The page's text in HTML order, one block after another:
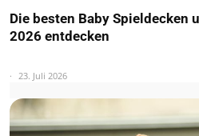
Die besten Baby Spieldecken
2026 entdecken
23. Juli 2026